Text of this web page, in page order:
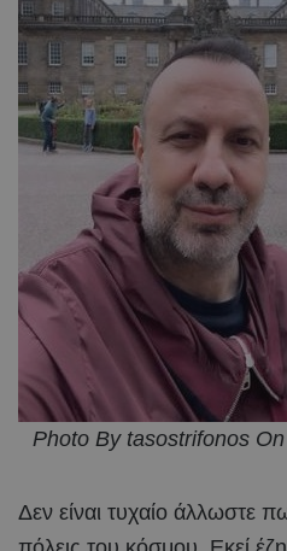
Photo By tasostrifonos
Δεν είναι τυχαίο άλλωστε